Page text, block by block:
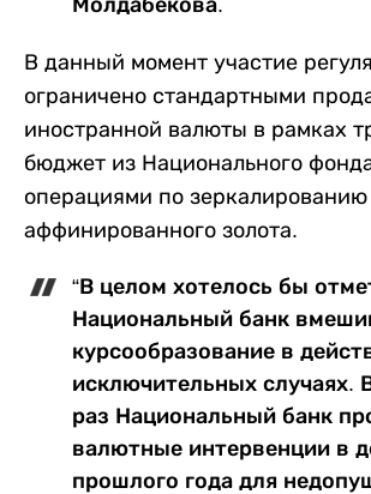
В данный момент участие
ограничено стандартными
иностранной валюты в рамках
бюджет из Национального
операциями по зеркалированию
аффинированного золота.
“В целом хотелось бы
Национальный банк
курсообразование в
исключительных случаях.
раз Национальный банк
валютные интервенции в
прошлого года для